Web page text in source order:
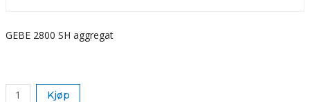
GEBE 2800 SH aggregat
Kjøp